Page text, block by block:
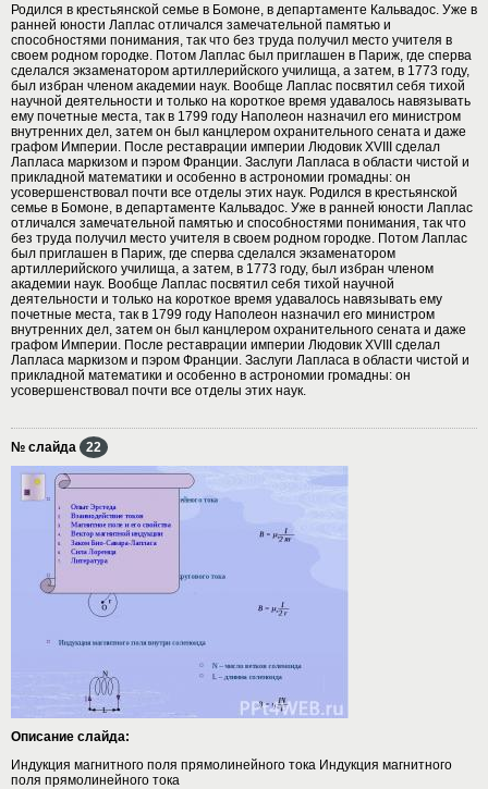
Родился в крестьянской семье в Бомоне, в департаменте Кальвадос. Уже в
ранней юности Лаплас отличался замечательной памятью и
способностями понимания, так что без труда получил место учителя в
своем родном городке. Потом Лаплас был приглашен в Париж, где сперва
сделался экзаменатором артиллерийского училища, а затем, в 1773 году,
был избран членом академии наук. Вообще Лаплас посвятил себя тихой
научной деятельности и только на короткое время удавалось навязывать
ему почетные места, так в 1799 году Наполеон назначил его министром
внутренних дел, затем он был канцлером охранительного сената и даже
графом Империи. После реставрации империи Людовик XVIII сделал
Лапласа маркизом и пэром Франции. Заслуги Лапласа в области чистой и
прикладной математики и особенно в астрономии громадны: он
усовершенствовал почти все отделы этих наук. Родился в крестьянской
семье в Бомоне, в департаменте Кальвадос. Уже в ранней юности Лаплас
отличался замечательной памятью и способностями понимания, так что
без труда получил место учителя в своем родном городке. Потом Лаплас
был приглашен в Париж, где сперва сделался экзаменатором
артиллерийского училища, а затем, в 1773 году, был избран членом
академии наук. Вообще Лаплас посвятил себя тихой научной
деятельности и только на короткое время удавалось навязывать ему
почетные места, так в 1799 году Наполеон назначил его министром
внутренних дел, затем он был канцлером охранительного сената и даже
графом Империи. После реставрации империи Людовик XVIII сделал
Лапласа маркизом и пэром Франции. Заслуги Лапласа в области чистой и
прикладной математики и особенно в астрономии громадны: он
усовершенствовал почти все отделы этих наук.
№ слайда 22
Описание слайда:
Индукция магнитного поля прямолинейного тока Индукция магнитного
поля прямолинейного тока